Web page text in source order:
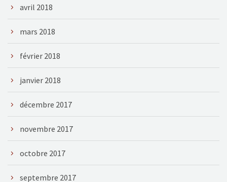
avril 2018
mars 2018
février 2018
janvier 2018
décembre 2017
novembre 2017
octobre 2017
septembre 2017